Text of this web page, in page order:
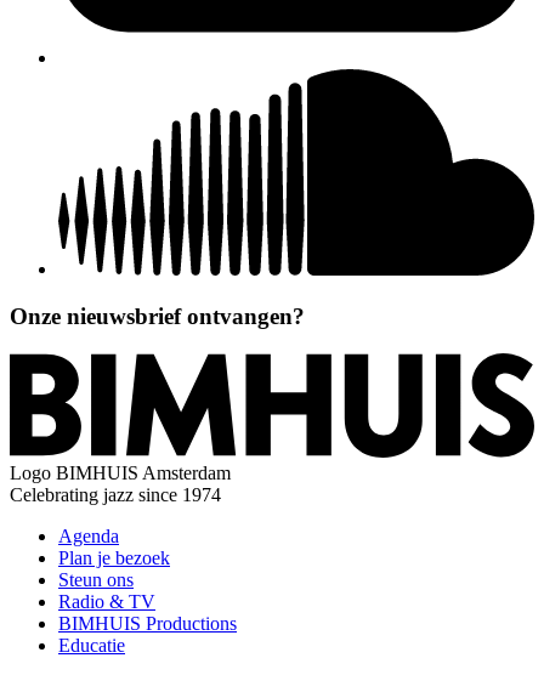
Onze nieuwsbrief ontvangen?
Logo BIMHUIS Amsterdam
Celebrating jazz since 1974
Agenda
Plan je bezoek
Steun ons
Radio & TV
BIMHUIS Productions
Educatie